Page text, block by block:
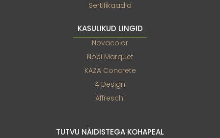
Sertifikaadid
KASULIKUD LINGID
Novacolor
Noel Marquet
KAZA Concrete
4 Design
Affreschi
TUTVU NÄIDISTEGA KOHAPEAL